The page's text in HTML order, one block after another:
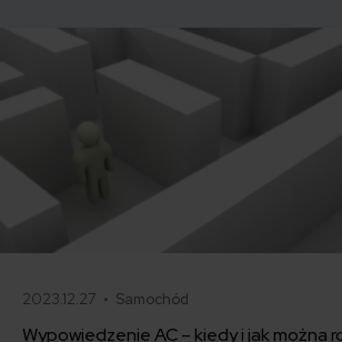
2023.12.27 • Samochód
Wypowiedzenie AC – kiedy i jak można